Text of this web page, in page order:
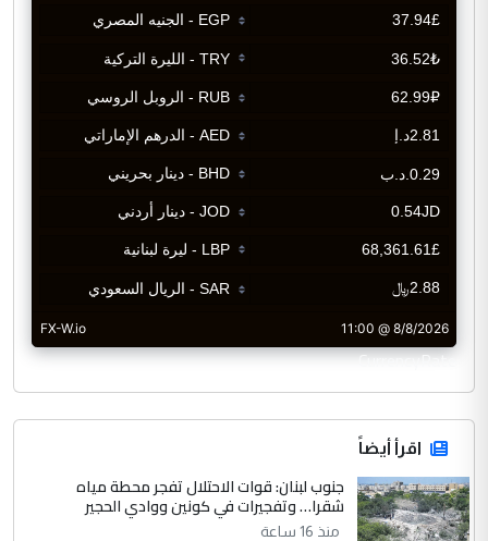
CurrencyRate
اقرأ أيضاً
جنوب لبنان: قوات الاحتلال تفجر محطة مياه
شقرا… وتفجيرات في كونين ووادي الحجير
منذ 16 ساعة